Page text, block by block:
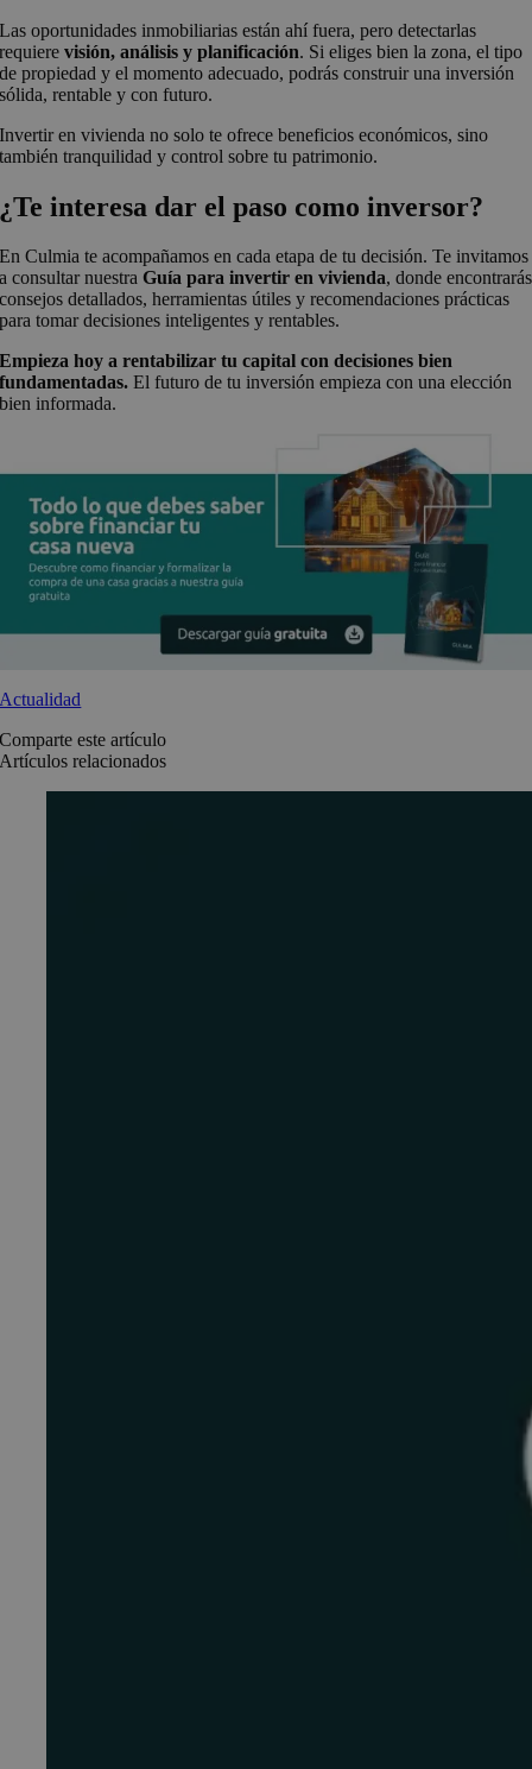
Las oportunidades inmobiliarias están ahí fuera, pero detectarlas
requierevisión, análisis y planificación. Si eliges bien la zona, el tipo
de propiedad y el momento adecuado, podrás construir una inversión
sólida, rentable y con futuro.
Invertir en vivienda no solo te ofrece beneficios económicos, sino
también tranquilidad y control sobre tu patrimonio.
¿Te interesa dar el paso como inversor?
En Culmia te acompañamos en cada etapa de tu decisión. Te invitamos
a consultar nuestraGuía para invertir en vivienda, donde encontrarás
consejos detallados, herramientas útiles y recomendaciones prácticas
para tomar decisiones inteligentes y rentables.
Empieza hoy a rentabilizar tu capital con decisiones bien
fundamentadas. El futuro de tu inversión empieza con una elección
bien informada.
Actualidad
Comparte este artículo
Artículos relacionados